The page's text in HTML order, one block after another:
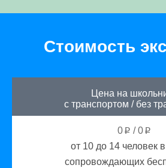
Стоимость
Цена на
с транспортом / без
0 p /0 p
от 10 до 14 человек
сопровождающих